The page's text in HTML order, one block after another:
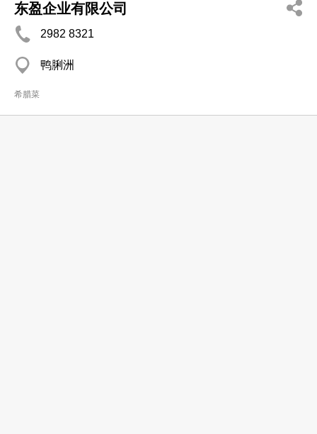
东盈企业有限公司
2982 8321
鸭脷洲
希腊菜